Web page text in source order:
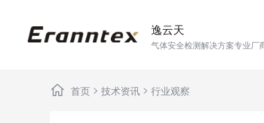
逸云天
气体安全检测解决方案专业厂
首页 > 技术资讯 > 行业观察